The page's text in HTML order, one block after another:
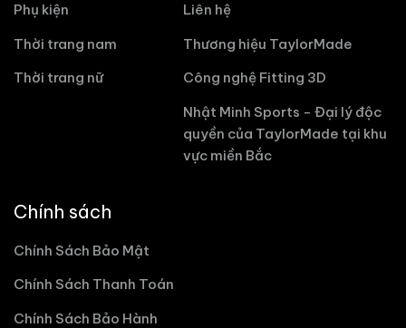
Phụ kiện
Thời trang nam
Thời trang nữ
Liên hệ
Thương hiệu TaylorMade
Công nghệ Fitting 3D
Nhật Minh Sports - Đại lý độc
quyền của TaylorMade tại khu
vực miền Bắc
Chính sách
Chính Sách Bảo Mật
Chính Sách Thanh Toán
Chính Sách Bảo Hành